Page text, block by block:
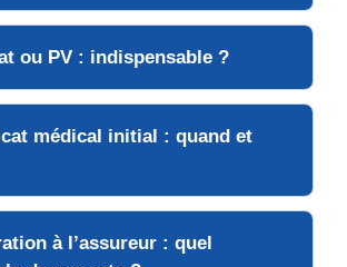
ou PV : indispensable ?
médical initial : quand et
à l’assureur : quel